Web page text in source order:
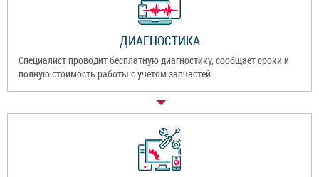
ДИАГНОСТИКА
Специалист проводит бесплатную диагностику, сообщает сроки и
полную стоимость работы с учетом запчастей.